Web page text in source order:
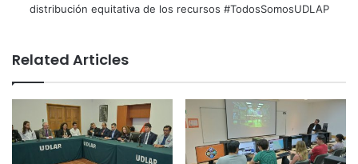
distribución equitativa de los recursos #TodosSomosUDLAP
Related Articles